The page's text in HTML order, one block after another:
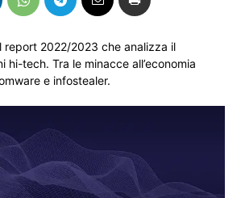
report 2022/2023 che analizza il
hi-tech. Tra le minacce all’economia
e infostealer.